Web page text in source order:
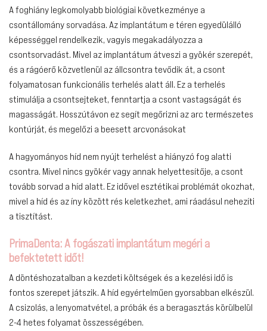
A foghiány legkomolyabb biológiai következménye a
csontállomány sorvadása. Az implantátum e téren egyedülálló
képességgel rendelkezik, vagyis megakadályozza a
csontsorvadást. Mivel az implantátum átveszi a gyökér szerepét,
és a rágóerő közvetlenül az állcsontra tevődik át, a csont
folyamatosan funkcionális terhelés alatt áll. Ez a terhelés
stimulálja a csontsejteket, fenntartja a csont vastagságát és
magasságát. Hosszútávon ez segít megőrizni az arc természetes
kontúrját, és megelőzi a beesett arcvonásokat
A hagyományos híd nem nyújt terhelést a hiányzó fog alatti
csontra. Mivel nincs gyökér vagy annak helyettesítője, a csont
tovább sorvad a híd alatt. Ez idővel esztétikai problémát okozhat,
mivel a híd és az íny között rés keletkezhet, ami ráadásul nehezíti
a tisztítást.
PrimaDenta: A fogászati implantátum megéri a
befektetett időt!
A döntéshozatalban a kezdeti költségek és a kezelési idő is
fontos szerepet játszik. A híd egyértelműen gyorsabban elkészül.
A csizolás, a lenyomatvétel, a próbák és a beragasztás körülbelül
2-4 hetes folyamat összességében.